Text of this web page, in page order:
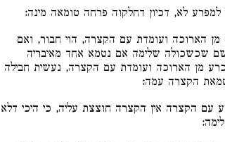
למפרע לא, דכיון דחלקוה פרחה טומאה מינה:
הארוכה ועומדת עם הקצרה, הוי חבור, ואם
שכשכולה שלימה אם נטמא אחד מאיבריה
מן הארוכה ועומדת עם הקצרה, נעשית חבילה
הקצרה עמה:
עם הקצרה אין הקצרה חוצצת עליה, כי היכי דלא